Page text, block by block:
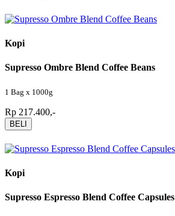
Kopi
Supresso Ombre Blend Coffee Beans
1 Bag x 1000g
Rp 217.400,-
BELI
Kopi
Supresso Espresso Blend Coffee Capsules